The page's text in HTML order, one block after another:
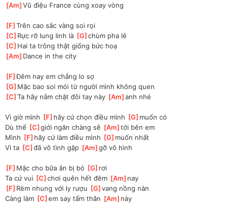
[Am ]
Vũ điệu France cùng xoay vòng
[F ]
Trên cao sắc vàng soi rọi
[C ]Rực rỡ lung linh là [G ]
chùm pha lê
[C ]Hai ta trông thật giống bức hoạ
[Am ]Dance in the city
[F ]
Đêm nay em chẳng lo sợ
[G ]Mặc bao soi mói từ người mình không quen
[C ]
Ta hãy nắm chặt đôi tay này [Am ]
anh nhé
Vì giờ mình [F ]hãy cứ chọn điều mình [G ]muốn có
Dù thế [C ]
giới ngăn chàng sẽ [Am ]tới bên em
Mình [F ]hãy cứ làm điều mình [G ]muốn nhất
Vì ta [C ]
đã vô tình gặp [Am ]
gỡ vô hình
[F ]Mặc cho bữa ăn bị bỏ [G ]rơi
Ta cứ vui [C ]
chơi quên hết đêm [Am ]nay
[F ]Rèm nhung với ly rượu [G ]
vang nồng nàn
Càng làm [C ]
em say tấm thân [Am ]này